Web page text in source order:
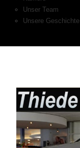
Unser Team
Unsere Geschichte